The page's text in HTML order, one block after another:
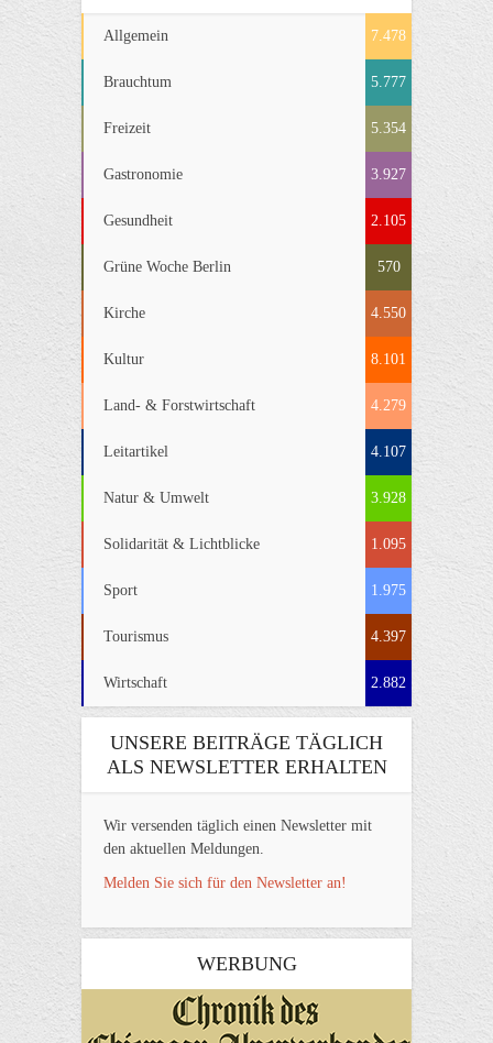
Allgemein 7.478
Brauchtum 5.777
Freizeit 5.354
Gastronomie 3.927
Gesundheit 2.105
Grüne Woche Berlin 570
Kirche 4.550
Kultur 8.101
Land- & Forstwirtschaft 4.279
Leitartikel 4.107
Natur & Umwelt 3.928
Solidarität & Lichtblicke 1.095
Sport 1.975
Tourismus 4.397
Wirtschaft 2.882
UNSERE BEITRÄGE TÄGLICH
ALS NEWSLETTER ERHALTEN
Wir versenden täglich einen Newsletter mit
den aktuellen Meldungen.
Melden Sie sich für den Newsletter an!
WERBUNG